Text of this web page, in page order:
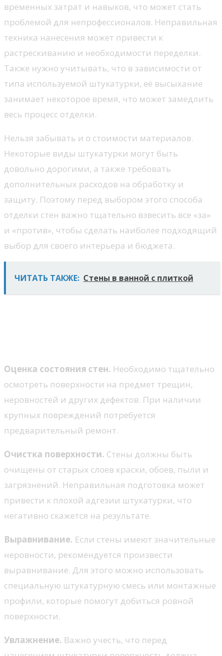
временных затрат и навыков, что может стать
проблемой для непрофессионалов. Неправильная
техника нанесения может привести к
растрескиванию и необходимости переделки.
Также нужно учитывать, что в зависимости от
типа используемой штукатурки, её высыхание
занимает некоторое время, что может замедлить
весь процесс отделки.
Нельзя забывать и о стоимости материалов.
Некоторые виды штукатурки могут быть
довольно дорогими, а также требовать
дополнительных расходов на обработку и
защиту. Поэтому перед выбором этого способа
отделки стен важно тщательно взвесить все «за»
и «против», чтобы сделать наиболее подходящий
выбор для своего интерьера и бюджета.
ЧИТАТЬ ТАКЖЕ: Стены в ванной с плиткой
Оценка состояния стен. Необходимо тщательно
осмотреть поверхности на предмет трещин,
неровностей и других дефектов. При наличии
крупных повреждений потребуется
предварительный ремонт.
Очистка поверхности. Стены должны быть
очищены от старых слоев краски, обоев, пыли и
загрязнений. Неправильная подготовка может
привести к плохой адгезии штукатурки, что
негативно скажется на результате.
Выравнивание. Если стены имеют значительные
неровности, рекомендуется произвести
выравнивание. Для этого можно использовать
специальную штукатурную смесь или монтажные
профили, которые помогут добиться ровной
поверхности.
Увлажнение. Важно учесть, что перед